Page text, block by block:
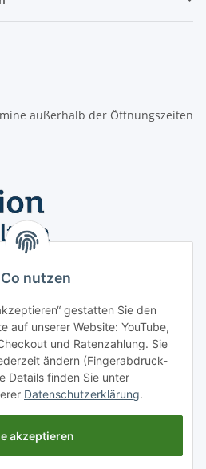
außerhalb der Öffnungszeiten
nutzen
gestatten Sie den
auf unserer Website: YouTube,
und Ratenzahlung. Sie
ändern (Fingerabdruck-
Details finden Sie unter
Datenschutzerklärung.
akzeptieren